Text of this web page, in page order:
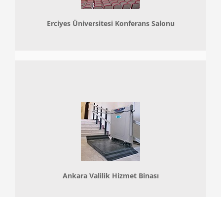
Erciyes Üniversitesi Konferans Salonu
Ankara Valilik Hizmet Binası